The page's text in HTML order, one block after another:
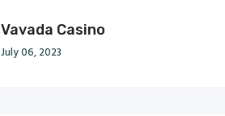
Vavada Casino
July 06, 2023